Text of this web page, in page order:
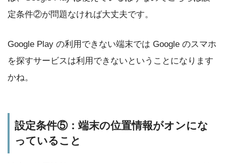
定条件②が問題なければ大丈夫です。
Google Play の利用できない端末では Google のスマホ
を探すサービスは利用できないということになります
かね。
設定条件⑤：端末の位置情報がオンにな
っていること